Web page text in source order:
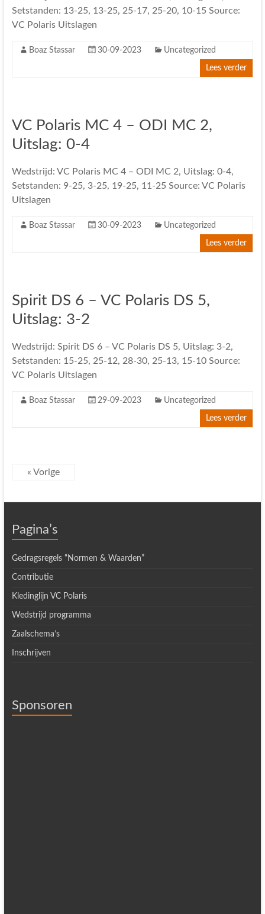
Setstanden: 13-25, 13-25, 25-17, 25-20, 10-15 Source:
VC Polaris Uitslagen
Boaz Stassar 30-09-2023 Uncategorized
Lees verder
VC Polaris MC 4 – ODI MC 2,
Uitslag: 0-4
Wedstrijd: VC Polaris MC 4 – ODI MC 2, Uitslag: 0-4,
Setstanden: 9-25, 3-25, 19-25, 11-25 Source: VC Polaris
Uitslagen
Boaz Stassar 30-09-2023 Uncategorized
Lees verder
Spirit DS 6 – VC Polaris DS 5,
Uitslag: 3-2
Wedstrijd: Spirit DS 6 – VC Polaris DS 5, Uitslag: 3-2,
Setstanden: 15-25, 25-12, 28-30, 25-13, 15-10 Source:
VC Polaris Uitslagen
Boaz Stassar 29-09-2023 Uncategorized
Lees verder
« Vorige
Pagina’s
Gedragsregels “Normen & Waarden”
Contributie
Kledinglijn VC Polaris
Wedstrijd programma
Zaalschema’s
Inschrijven
Sponsoren